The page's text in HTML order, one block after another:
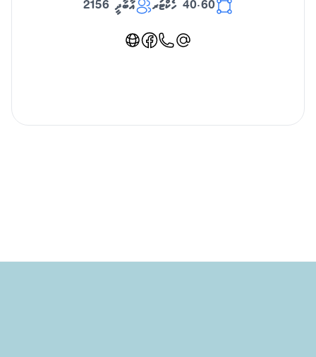
40.60 ހެކްޓަރ އާބާދީ 2156